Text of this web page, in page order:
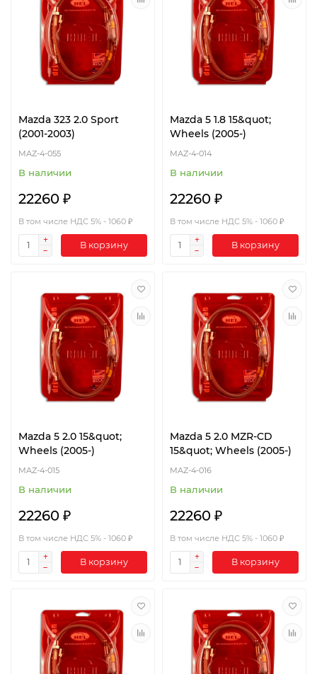
Mazda 323 2.0 Sport
(2001-2003)
MAZ-4-055
В наличии
22260 ₽
В том числе НДС 5% - 1060 ₽
В корзину
Mazda 5 1.8 15&quot;
Wheels (2005-)
MAZ-4-014
В наличии
22260 ₽
В том числе НДС 5% - 1060 ₽
В корзину
Mazda 5 2.0 15&quot;
Wheels (2005-)
MAZ-4-015
В наличии
22260 ₽
В том числе НДС 5% - 1060 ₽
В корзину
Mazda 5 2.0 MZR-CD
15&quot; Wheels (2005-)
MAZ-4-016
В наличии
22260 ₽
В том числе НДС 5% - 1060 ₽
В корзину